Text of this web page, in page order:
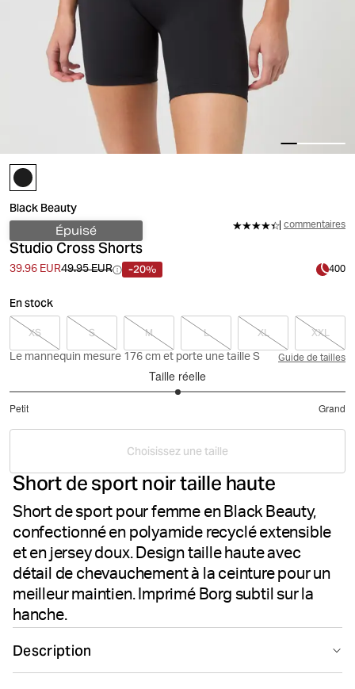
Black Beauty
Épuisé
Studio Cross Shorts
commentaires
39.96 EUR49.95 EUR -20% 400
En stock
XS S M L XL XXL
Le mannequin mesure 176 cm et porte une taille S Guide de tailles
Taille réelle
Petit Grand
sur
5
votes
Choisissez une taille
Short de sport noir taille haute
Short de sport pour femme en Black Beauty,
confectionné en polyamide recyclé extensible
et en jersey doux. Design taille haute avec
détail de chevauchement à la ceinture pour un
meilleur maintien. Imprimé Borg subtil sur la
hanche.
Description